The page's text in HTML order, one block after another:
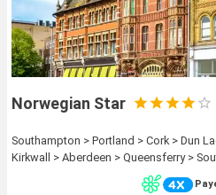
Norwegian Star
Southampton > Portland > Cork > Dun
Kirkwall > Aberdeen > Queensferry >